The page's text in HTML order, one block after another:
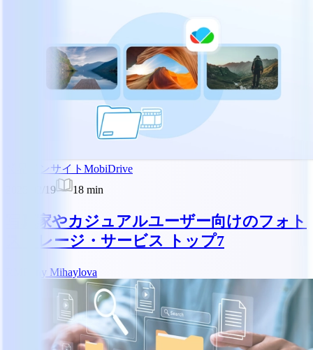
業界インサイト MobiDrive
2025/02/19
18 min
写真家やカジュアルユーザー向けのフォト
ストレージ・サービス トップ7
Reny Mihaylova